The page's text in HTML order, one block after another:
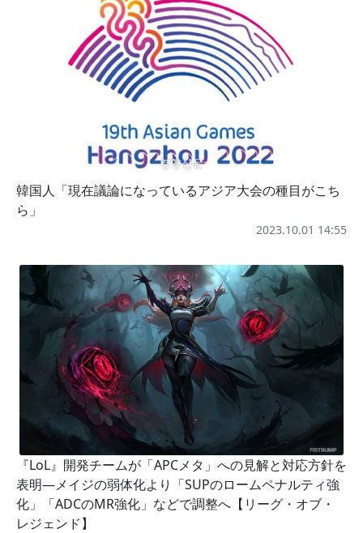
韓国人「現在議論になっているアジア大会の種目がこち
ら」
2023.10.01 14:55
『LoL』開発チームが「APCメタ」への見解と対応方針を
表明―メイジの弱体化より「SUPのロームペナルティ強
化」「ADCのMR強化」などで調整へ【リーグ・オブ・
レジェンド】